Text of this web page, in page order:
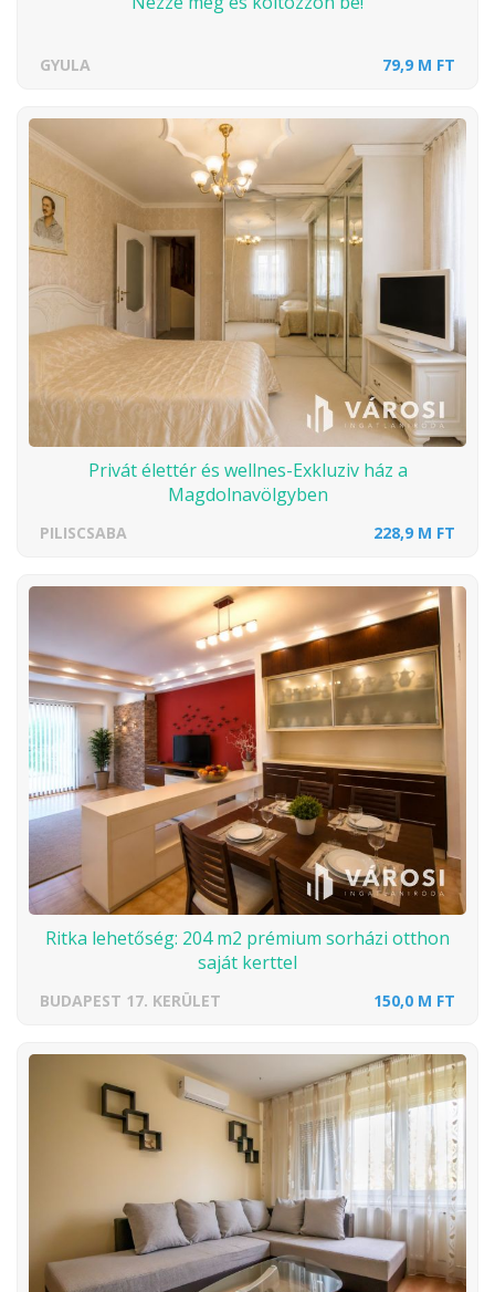
GYULA 79,9 M FT
Privát élettér és wellnes-Exkluziv ház a
Magdolnavölgyben
PILISCSABA 228,9 M FT
Ritka lehetőség: 204 m2 prémium sorházi otthon
saját kerttel
BUDAPEST 17. KERÜLET 150,0 M FT